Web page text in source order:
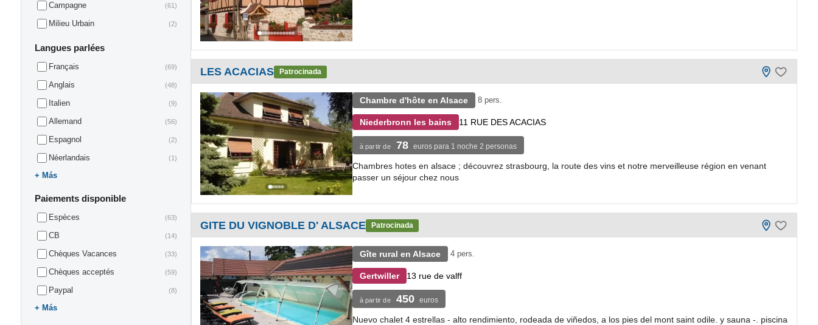
Campagne (61)
Milieu Urbain (2)
Langues parlées
Français (69)
Anglais (48)
Italien (9)
Allemand (56)
Espagnol (2)
Néerlandais (1)
Más
Paiements disponible
Espèces (63)
CB (14)
Chèques Vacances (33)
Chèques acceptés (59)
Paypal (8)
Más
LES ACACIAS Patrocinada
Chambre d'hôte en Alsace 8 pers.
Niederbronn les bains 11 RUE DES ACACIAS
à partir de 78 euros para 1 noche 2 personas
Chambres hotes en alsace ; découvrez strasbourg, la route des vins et notre merveilleuse région en venant
passer un séjour chez nous
GITE DU VIGNOBLE D' ALSACE Patrocinada
Gîte rural en Alsace 4 pers.
Gertwiller 13 rue de valff
à partir de 450 euros
Nuevo chalet 4 estrellas - alto rendimiento, rodeada de viñedos, a los pies del mont saint odile. y sauna -. piscina